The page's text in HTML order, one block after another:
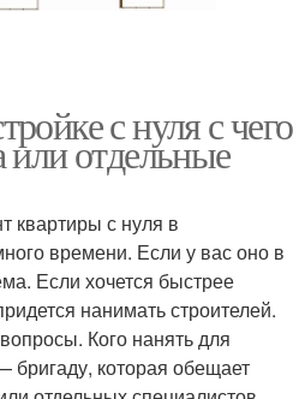
с нуля с чего
или отдельные
квартиры с нуля в
времени. Если у вас оно в
Если хочется быстрее
нанимать строителей.
Кого нанять для
бригаду, которая обещает